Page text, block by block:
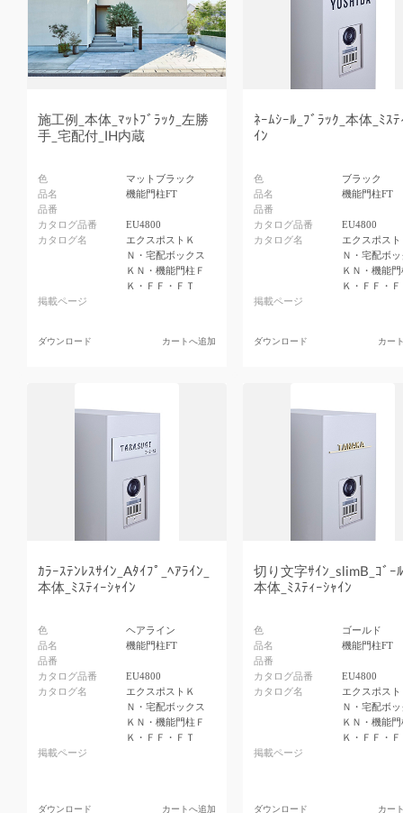
施工例_本体_ﾏｯﾄﾌﾞﾗｯｸ_左勝
手_宅配付_IH内蔵
色
マットブラック
品名
機能門柱FT
品番
カタログ品番
EU4800
カタログ名
エクスポストＫ
Ｎ・宅配ボックス
ＫＮ・機能門柱Ｆ
Ｋ・ＦＦ・ＦＴ
掲載ページ
ダウンロード カートへ追加
ﾈｰﾑｼｰﾙ_ﾌﾞﾗｯｸ_本体_ﾐｽ
ｲﾝ
色
ブラック
品名
機能門柱FT
品番
カタログ品番
EU4800
カタログ名
エクスポス
Ｎ・宅配ボ
ＫＮ・機能
Ｋ・ＦＦ・
掲載ページ
ダウンロード カー
ｶﾗｰｽﾃﾝﾚｽｻｲﾝ_Aﾀｲﾌﾟ_ﾍｱﾗｲﾝ_
本体_ﾐｽﾃｨｰｼｬｲﾝ
色
ヘアライン
品名
機能門柱FT
品番
カタログ品番
EU4800
カタログ名
エクスポストＫ
Ｎ・宅配ボックス
ＫＮ・機能門柱Ｆ
Ｋ・ＦＦ・ＦＴ
掲載ページ
ダウンロード カートへ追加
切り文字ｻｲﾝ_slimB_ｺﾞｰ
本体_ﾐｽﾃｨｰｼｬｲﾝ
色
ゴールド
品名
機能門柱FT
品番
カタログ品番
EU4800
カタログ名
エクスポス
Ｎ・宅配ボ
ＫＮ・機能
Ｋ・ＦＦ・
掲載ページ
ダウンロード カー